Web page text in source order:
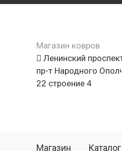
Магазин ковров
Ленинский
пр-т Народного
22 строение 4
Магазин Каталог